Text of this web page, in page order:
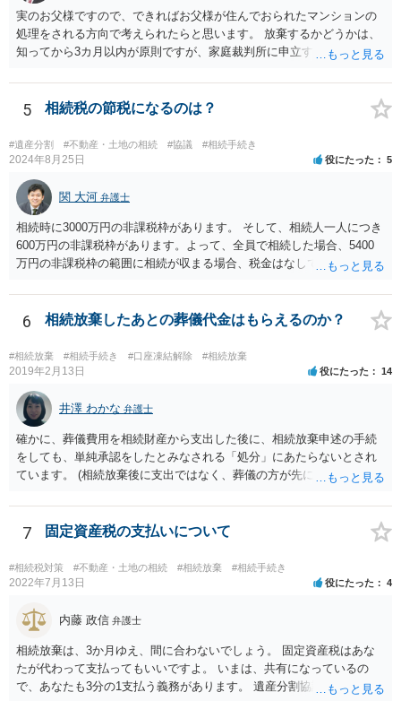
実のお父様ですので、できればお父様が住んでおられたマンションの
処理をされる方向で考えられたらと思います。 放棄するかどうかは、
知ってから3カ月以内が原則ですが、家庭裁判所に申立すれば3カ月の
放棄するかどうか決めることができます。 銀行やサラ金が数年も放置
することはありませんので、数年後に借金が発見される可能性はほぼ
ありません。 なお、私が扱った相続放棄を検討していた案件で、期間
伸長して調査したところ、サラ金に対する過払金など相当な財産が見
つかったため相続したという事例がありました。
5 相続税の節税になるのは？
#遺産分割 #不動産・土地の相続 #協議 #相続手続き
2024年8月25日 役にたった 5
関 大河 弁護士
相続時に3000万円の非課税枠があります。 そして、相続人一人につき
600万円の非課税枠があります。よって、全員で相続した場合、5400
万円の非課税枠の範囲に相続が収まる場合、税金はなしです。 一人が
範囲となります。 一般的には、全員で相続する方が税金はお得です。
また、全員で相続しても、話し合いの結果、親がすべて相続と決める
こともできます。この場合でも相続の非課税枠は、全員で相続した540
0万円分使えます。 父が亡くなり、母が全部相続すると、母から三人
で相続する際は、4800万円が非課税枠となります。 そうすると、母が
亡くなってから相続すると、両親のどちらかが亡くなってから相続す
るより非課税の枠が減少します。 計画的に相続をするのがおすすめと
いうことになります。これ以外にも気をつける点はあるかもしれませ
んので、一度相談して想定するのがおすすめと思います。
6 相続放棄したあとの葬儀代金はもらえるのか？
#相続放棄 #相続手続き #口座凍結解除 #相続放棄
2019年2月13日 役にたった 14
井澤 わかな 弁護士
確かに、葬儀費用を相続財産から支出した後に、相続放棄申述の手続
をしても、単純承認をしたとみなされる「処分」にあたらないとされ
ています。 (相続放棄後に支出ではなく、葬儀の方が先に来るのが通常
述の手続ということだと思いますが) ただ、葬儀費用ならいくらでもよ
いということではなく、身分相応の、社会的儀式として当然認められ
る程度の金額に留まると考えた方がよいです。 もし、相続人の皆さん
に葬儀費用を支出する経済力がなく、質素な葬儀を行った費用であれ
ば相続財産から支出しても単純承認と認められない可能性が高いの
7 固定資産税の支払いについて
#相続税対策 #不動産・土地の相続 #相続放棄 #相続手続き
2022年7月13日 役にたった 4
内藤 政信 弁護士
相続放棄は、3か月ゆえ、間に合わないでしょう。 固定資産税はあな
たが代わって支払ってもいいですよ。 いまは、共有になっているの
で、あなたも3分の1支払う義務があります。 遺産分割協議をして、不